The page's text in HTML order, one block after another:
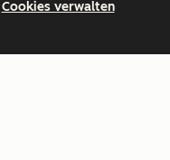
Cookies verwalten